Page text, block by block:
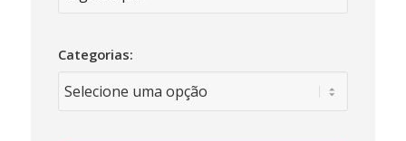
Categorias: